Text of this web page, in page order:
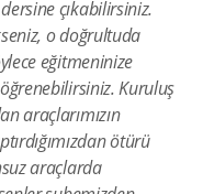
çıkabilirsiniz.
o doğrultuda
eğitmeninize
Kuruluş
araçlarımızın
ötürü
araçlarda